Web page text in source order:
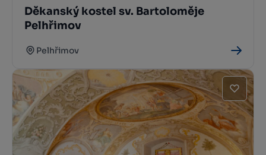
Děkanský kostel sv. Bartoloměje
Pelhřimov
Pelhřimov